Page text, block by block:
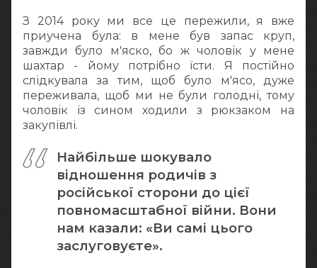
З 2014 року ми все це пережили, я вже
приучена була: в мене був запас круп,
завжди було м'яско, бо ж чоловік у мене
шахтар - йому потрібно їсти. Я постійно
слідкувала за тим, щоб було м'ясо, дуже
переживала, щоб ми не були голодні, тому
чоловік із сином ходили з рюкзаком на
закупівлі.
Найбільше шокувало
відношення родичів з
російської сторони до цієї
повномасштабної війни. Вони
нам казали: «Ви самі цього
заслуговуєте».